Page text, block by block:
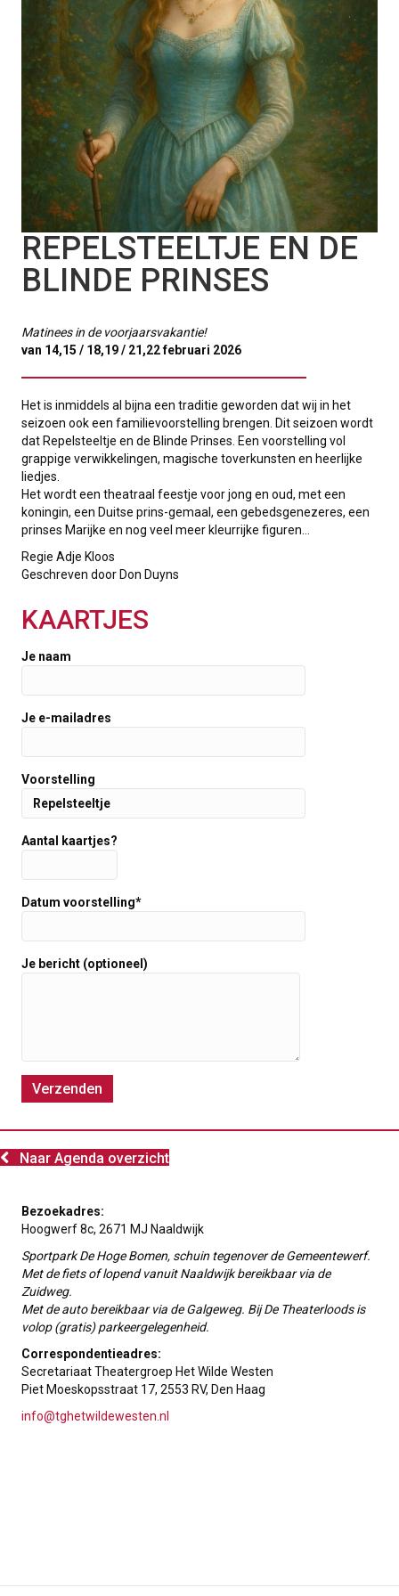
REPELSTEELTJE EN DE
BLINDE PRINSES
Matinees in de voorjaarsvakantie!
van 14,15 / 18,19 / 21,22 februari 2026
Het is inmiddels al bijna een traditie geworden dat wij in het
seizoen ook een familievoorstelling brengen. Dit seizoen wordt
dat Repelsteeltje en de Blinde Prinses. Een voorstelling vol
grappige verwikkelingen, magische toverkunsten en heerlijke
liedjes.
Het wordt een theatraal feestje voor jong en oud, met een
koningin, een Duitse prins-gemaal, een gebedsgenezeres, een
prinses Marijke en nog veel meer kleurrijke figuren…
Regie Adje Kloos
Geschreven door Don Duyns
KAARTJES
Je naam
Je e-mailadres
Voorstelling
Aantal kaartjes?
Datum voorstelling*
Je bericht (optioneel)
Naar Agenda overzicht
Bezoekadres:
Hoogwerf 8c, 2671 MJ Naaldwijk
Sportpark De Hoge Bomen, schuin tegenover de Gemeentewerf.
Met de fietsof lopend vanuit Naaldwijk bereikbaar via de
Zuidweg.
Met de auto bereikbaar via de Galgeweg. Bij De Theaterloods is
volop (gratis) parkeergelegenheid.
Correspondentieadres:
Secretariaat Theatergroep Het Wilde Westen
Piet Moeskopsstraat 17, 2553 RV, Den Haag
info@tghetwildewesten.nl